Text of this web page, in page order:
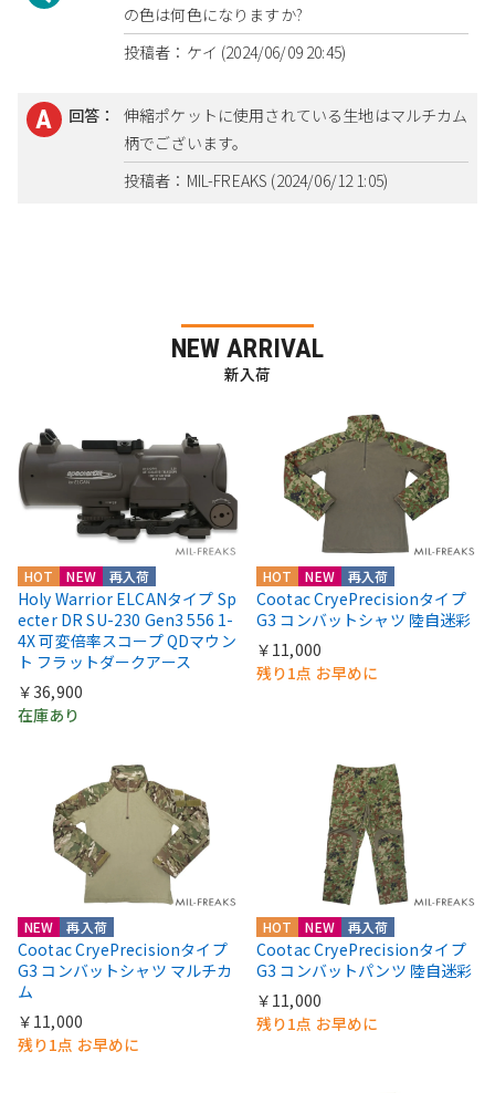
の色は何色になりますか?
投稿者：ケイ (2024/06/09 20:45)
回答：
伸縮ポケットに使用されている生地はマルチカム
柄でございます。
投稿者：MIL-FREAKS (2024/06/12 1:05)
NEW ARRIVAL
新入荷
HOT NEW 再入荷
Holy Warrior ELCANタイプ Sp
ecter DR SU-230 Gen3 556 1-
4X 可変倍率スコープ QDマウン
ト フラットダークアース
￥36,900
在庫あり
HOT NEW 再入荷
Cootac CryePrecisionタイプ
G3 コンバットシャツ 陸自迷彩
￥11,000
残り1点 お早めに
NEW 再入荷
Cootac CryePrecisionタイプ
G3 コンバットシャツ マルチカ
ム
￥11,000
残り1点 お早めに
HOT NEW 再入荷
Cootac CryePrecisionタイプ
G3 コンバットパンツ 陸自迷彩
￥11,000
残り1点 お早めに